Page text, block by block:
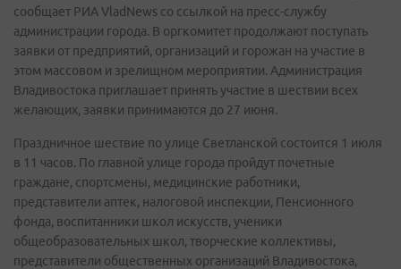
сообщает РИА VladNews со ссылкой на пресс-службу
администрации города. В оргкомитет продолжают поступать
заявки от предприятий, организаций и горожан на участие в
этом массовом и зрелищном мероприятии. Администрация
Владивостока приглашает принять участие в шествии всех
желающих, заявки принимаются до 27 июня.
Праздничное шествие по улице Светланской состоится 1 июля
в 11 часов. По главной улице города пройдут почетные
граждане, спортсмены, медицинские работники,
представители аптек, налоговой инспекции, Пенсионного
фонда, воспитанники школ искусств, ученики
общеобразовательных школ, творческие коллективы,
представители общественных организаций Владивостока,